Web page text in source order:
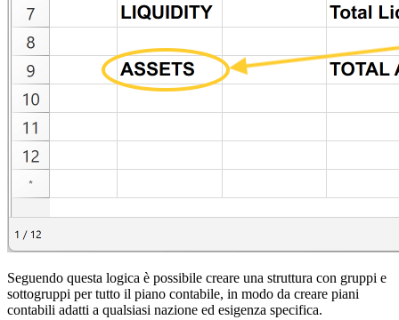
Seguendo questa logica è possibile creare una struttura con gruppi e
sottogruppi per tutto il piano contabile, in modo da creare piani
contabili adatti a qualsiasi nazione ed esigenza specifica.